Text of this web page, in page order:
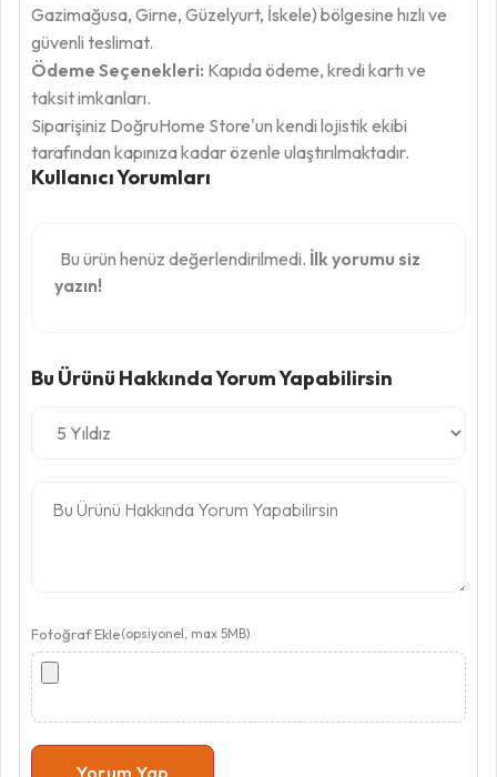
Gazimağusa, Girne, Güzelyurt, İskele) bölgesine hızlı ve
güvenli teslimat.
Ödeme Seçenekleri: Kapıda ödeme, kredi kartı ve
taksit imkanları.
Siparişiniz DoğruHome Store'un kendi lojistik ekibi
tarafından kapınıza kadar özenle ulaştırılmaktadır.
Kullanıcı Yorumları
Bu ürün henüz değerlendirilmedi. İlk yorumu siz
yazın!
Bu Ürünü Hakkında Yorum Yapabilirsin
Fotoğraf Ekle(opsiyonel, max 5MB)
Yorum Yap